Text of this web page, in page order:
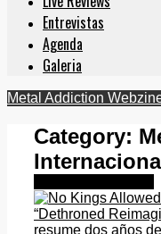
Entrevistas
Agenda
Galeria
Metal Addiction
Category: